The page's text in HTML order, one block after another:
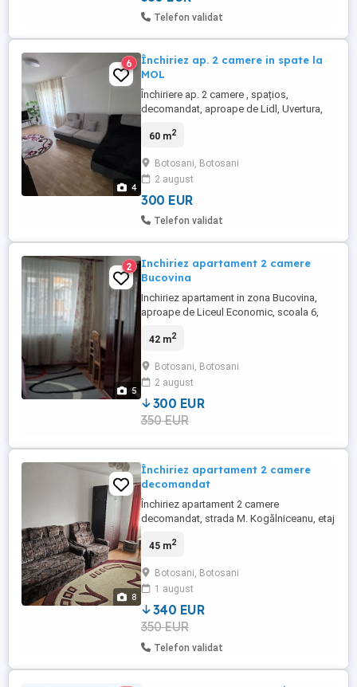
Telefon validat
4
6
Închiriez ap. 2 camere in spate la
MOL
Închiriere ap. 2 camere , spațios,
decomandat, aproape de Lidl, Uvertura,
pentru detalii sunați la :
60 m2
Botosani, Botosani
2 august
300 EUR
Telefon validat
5
2
Inchiriez apartament 2 camere
Bucovina
Inchiriez apartament in zona Bucovina,
aproape de Liceul Economic, scoala 6,
acces rapid la magazinele din zona.
mai multe detalii va rog sunati.
42 m2
Botosani, Botosani
2 august
300 EUR
350 EUR
8
Închiriez apartament 2 camere
decomandat
Închiriez apartament 2 camere
decomandat, strada M. Kogălniceanu, etaj
termică, ideal pentru mutare imediată. Preț
45 m2
Botosani, Botosani
1 august
340 EUR
350 EUR
Telefon validat